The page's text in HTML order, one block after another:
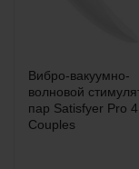
Вибро-вакуумно-
волновой
пар Satisfyer Pro 4
Couples